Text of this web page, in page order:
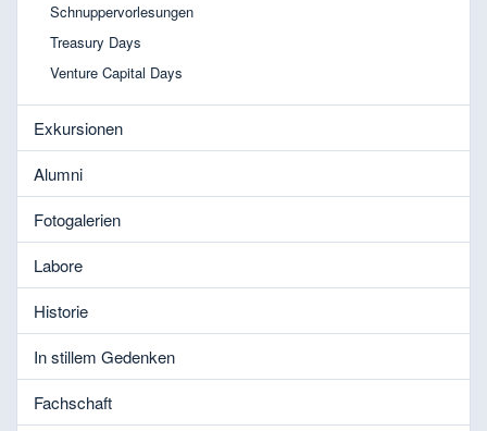
Schnuppervorlesungen
Treasury Days
Venture Capital Days
Exkursionen
Alumni
Fotogalerien
Labore
Historie
In stillem Gedenken
Fachschaft